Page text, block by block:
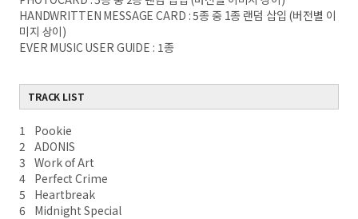
HANDWRITTEN MESSAGE CARD : 5종 중 1종 랜덤 삽입 (버전별 이
미지 상이)
EVER MUSIC USER GUIDE : 1종
TRACK LIST
1 Pookie
2 ADONIS
3 Work of Art
4 Perfect Crime
5 Heartbreak
6 Midnight Special